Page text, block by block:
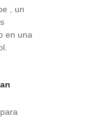
, un
en una